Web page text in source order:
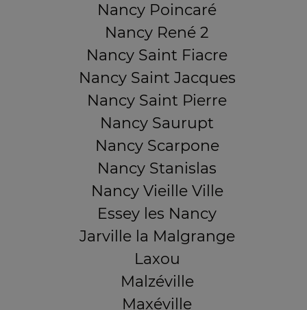
Nancy Poincaré
Nancy René 2
Nancy Saint Fiacre
Nancy Saint Jacques
Nancy Saint Pierre
Nancy Saurupt
Nancy Scarpone
Nancy Stanislas
Nancy Vieille Ville
Essey les Nancy
Jarville la Malgrange
Laxou
Malzéville
Maxéville